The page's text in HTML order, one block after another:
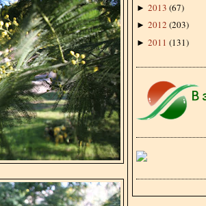
► 2013 (67)
► 2012 (203)
► 2011 (131)